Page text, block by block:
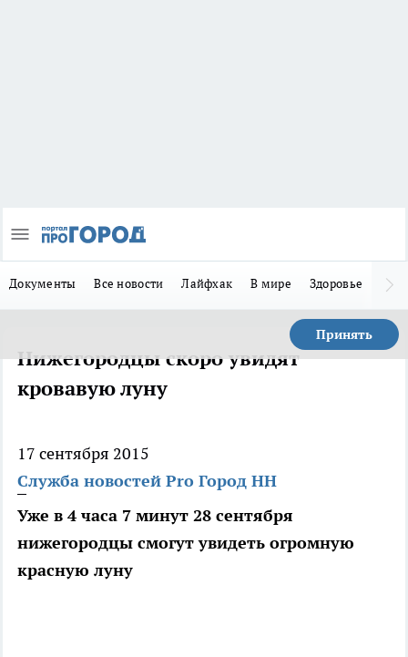
Документы Все новости Лайфхак В мире Здоровье
Принять
Нижегородцы скоро увидят
кровавую луну
17 сентября 2015
Служба новостей Pro Город НН
Уже в 4 часа 7 минут 28 сентября
нижегородцы смогут увидеть огромную
красную луну